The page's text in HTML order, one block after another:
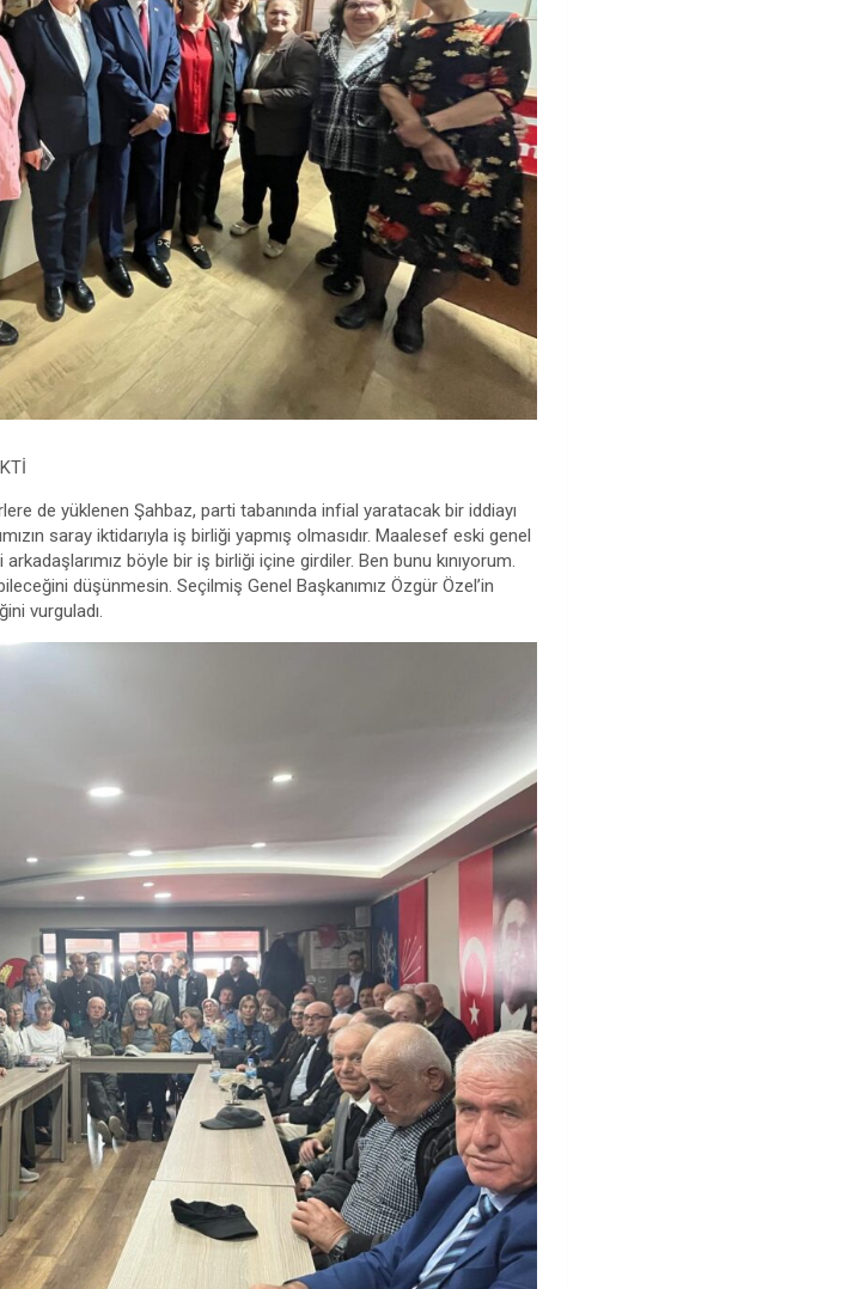
de yüklenen Şahbaz, parti tabanında infial yaratacak bir iddiayı
saray iktidarıyla iş birliği yapmış olmasıdır. Maalesef eski genel
böyle bir iş birliği içine girdiler. Ben bunu kınıyorum.
düşünmesin. Seçilmiş Genel Başkanımız Özgür Özel’in
vurguladı.